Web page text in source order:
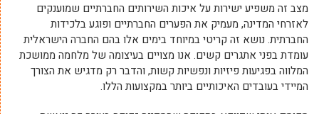
מצב זה משפיע ישירות על איכות השירותים החברתיים שמוענקים
לאזרחי המדינה, מעמיק את הפערים החברתיים ופוגע בלכידות
החברתית. נושא זה קריטי במיוחד בימים אלו בהם החברה הישראלית
עומדת בפני אתגרים קשים. אנו מצויים בעיצומה של מלחמה ממושכת
המלווה בפגיעות פיזיות ונפשיות קשות, והדבר רק מדגיש את הצורך
המיידי בעובדים האיכותיים ביותר במקצועות הללו.